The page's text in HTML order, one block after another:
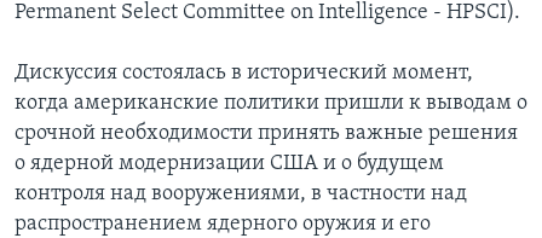
Permanent Select Committee on Intelligence - HPSCI).
Дискуссия состоялась в исторический момент,
когда американские политики пришли к выводам о
срочной необходимости принять важные решения
о ядерной модернизации США и о будущем
контроля над вооружениями, в частности над
распространением ядерного оружия и его